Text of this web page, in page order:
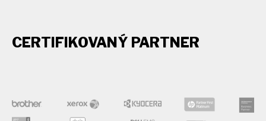
CERTIFIKOVANÝ PARTNER